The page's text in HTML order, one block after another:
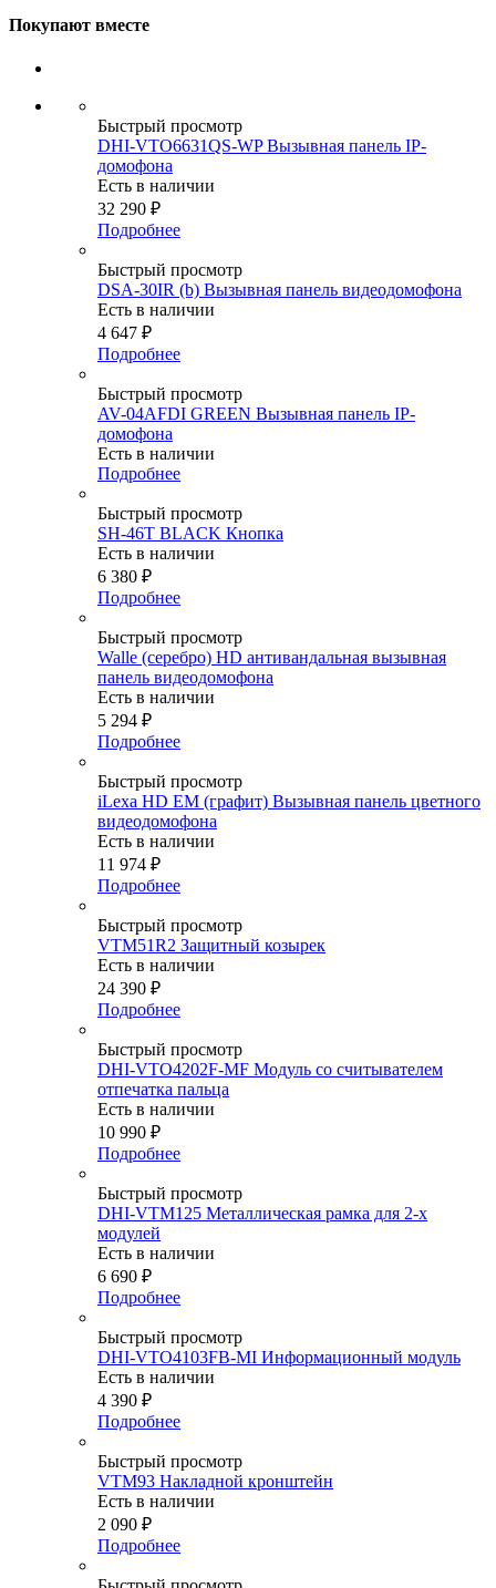
Покупают вместе
Быстрый просмотр
DHI-VTO6631QS-WP Вызывная панель IP-
домофона
Есть в наличии
32 290 ₽
Подробнее
Быстрый просмотр
DSA-30IR (b) Вызывная панель видеодомофона
Есть в наличии
4 647 ₽
Подробнее
Быстрый просмотр
AV-04AFDI GREEN Вызывная панель IP-
домофона
Есть в наличии
Подробнее
Быстрый просмотр
SH-46T BLACK Кнопка
Есть в наличии
6 380 ₽
Подробнее
Быстрый просмотр
Walle (серебро) HD антивандальная вызывная
панель видеодомофона
Есть в наличии
5 294 ₽
Подробнее
Быстрый просмотр
iLexa HD EM (графит) Вызывная панель цветного
видеодомофона
Есть в наличии
11 974 ₽
Подробнее
Быстрый просмотр
VTM51R2 Защитный козырек
Есть в наличии
24 390 ₽
Подробнее
Быстрый просмотр
DHI-VTO4202F-MF Модуль со считывателем
отпечатка пальца
Есть в наличии
10 990 ₽
Подробнее
Быстрый просмотр
DHI-VTM125 Металлическая рамка для 2-х
модулей
Есть в наличии
6 690 ₽
Подробнее
Быстрый просмотр
DHI-VTO4103FB-MI Информационный модуль
Есть в наличии
4 390 ₽
Подробнее
Быстрый просмотр
VTM93 Накладной кронштейн
Есть в наличии
2 090 ₽
Подробнее